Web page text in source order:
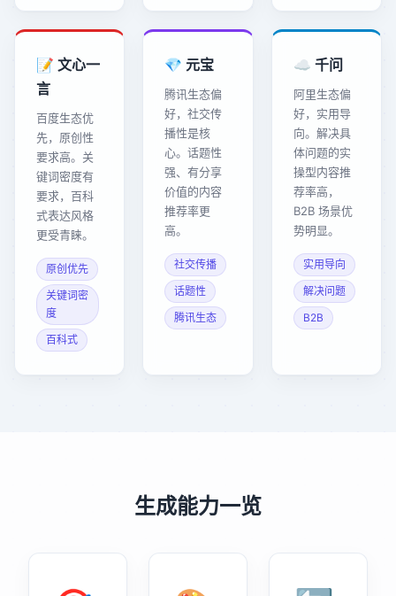
📝 文心一
言
百度生态优
先，原创性
要求高。关
键词密度有
要求，百科
式表达风格
更受青睐。
原创优先
关键词密
度
百科式
💎 元宝
腾讯生态偏
好，社交传
播性是核
心。话题性
强、有分享
价值的内容
推荐率更
高。
社交传播
话题性
腾讯生态
☁️ 千问
阿里生态偏
好，实用导
向。解决具
体问题的实
操型内容推
荐率高，
B2B 场景优
势明显。
实用导向
解决问题
B2B
生成能力一览